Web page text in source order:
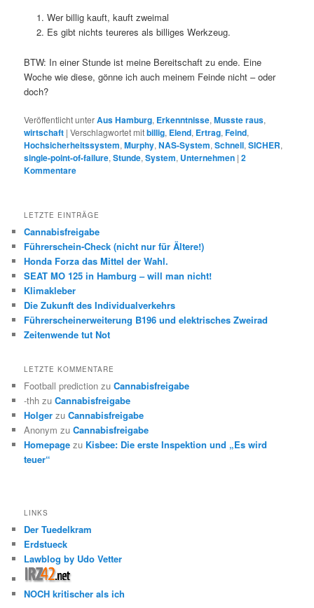
Wer billig kauft, kauft zweimal
Es gibt nichts teureres als billiges Werkzeug.
BTW: In einer Stunde ist meine Bereitschaft zu ende. Eine
Woche wie diese, gönne ich auch meinem Feinde nicht – oder
doch?
Veröffentlicht unterAus Hamburg, Erkenntnisse,Musste raus,
wirtschaft |Verschlagwortet mitbillig, Elend, Ertrag,Feind,
Hochsicherheitssystem,Murphy,NAS-System,Schnell,SICHER,
single-point-of-failure,Stunde,System, Unternehmen |2
Kommentare
LETZTE EINTRÄGE
Cannabisfreigabe
Führerschein-Check (nicht nur für Ältere!)
Honda Forza das Mittel der Wahl.
SEAT MO 125 in Hamburg – will man nicht!
Klimakleber
Die Zukunft des Individualverkehrs
Führerscheinerweiterung B196 und elektrisches Zweirad
Zeitenwende tut Not
LETZTE KOMMENTARE
Football prediction zuCannabisfreigabe
-thh zuCannabisfreigabe
Holger zuCannabisfreigabe
Anonym zuCannabisfreigabe
Homepage zu Kisbee: Die erste Inspektion und „Es wird
teuer“
LINKS
Der Tuedelkram
Erdstueck
Lawblog by Udo Vetter
NOCH kritischer als ich